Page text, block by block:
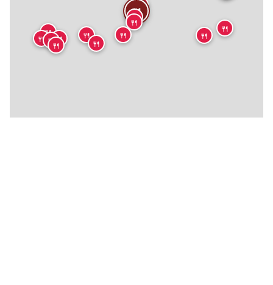
🍴
🍴
🍴
🍴
🍴
🍴 🍴
🍴
🍴
🍴
🍴
🍴
🍴
🍴